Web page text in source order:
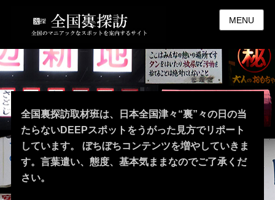
MENU
全国裏探訪取材班は、日本全国津々“裏”々の日の当
たらないDEEPスポットをうがった見方でリポート
しています。 ぼちぼちコンテンツを増やしていきま
す。言葉遣い、態度、基本気ままなのでご了承くだ
さい。